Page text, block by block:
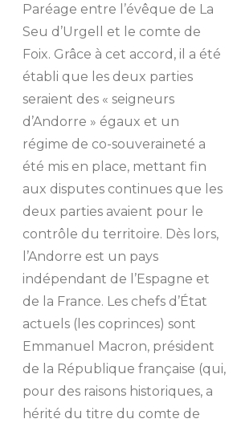
Paréage entre l’évêque de La
Seu d’Urgell et le comte de
Foix. Grâce à cet accord, il a été
établi que les deux parties
seraient des « seigneurs
d’Andorre » égaux et un
régime de co-souveraineté a
été mis en place, mettant fin
aux disputes continues que les
deux parties avaient pour le
contrôle du territoire. Dès lors,
l’Andorre est un pays
indépendant de l’Espagne et
de la France. Les chefs d’État
actuels (les coprinces) sont
Emmanuel Macron, président
de la République française (qui,
pour des raisons historiques, a
hérité du titre du comte de